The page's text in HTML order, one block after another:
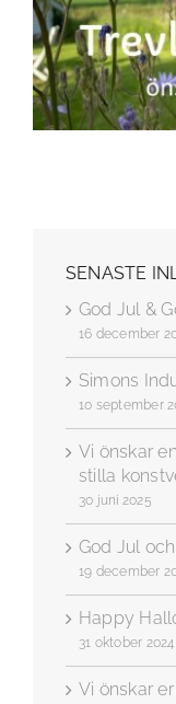
SENASTE
God Jul &
16 december
Simons
10 september
Vi önskar
stilla
30 juni 2025
God Jul
19 december
Happy
31 oktober 2024
Vi önskar